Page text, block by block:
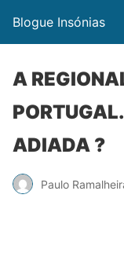
Blogue Insónias
A
ADIADA ?
Paulo